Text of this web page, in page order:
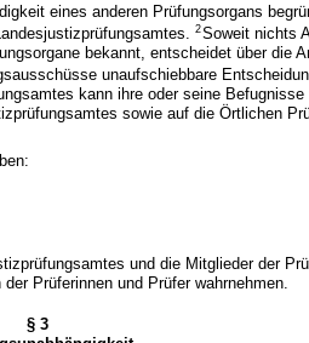
eines anderen Prüfungsorgans
2Soweit nichts
bekannt, entscheidet über die
unaufschiebbare
kann ihre oder seine Befugnisse
sowie auf die Örtlichen
und die Mitglieder der
Prüferinnen und Prüfer wahrnehmen.
§ 3